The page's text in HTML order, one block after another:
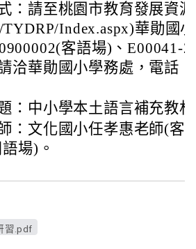
：請至桃園市教育發展資
TYDRP/Index.aspx)華勛國
客語場)、E00041-
洽華勛國小學務處，電話
：中小學本土語言補充教
：文化國小任孝惠老師(客
場)。
習.pdf